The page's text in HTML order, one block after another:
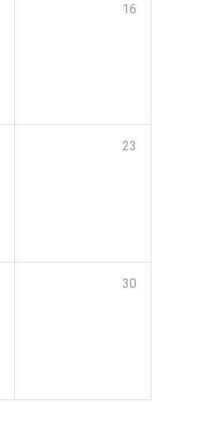
16
23
30